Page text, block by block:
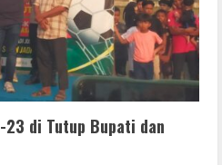
23 di Tutup Bupati dan